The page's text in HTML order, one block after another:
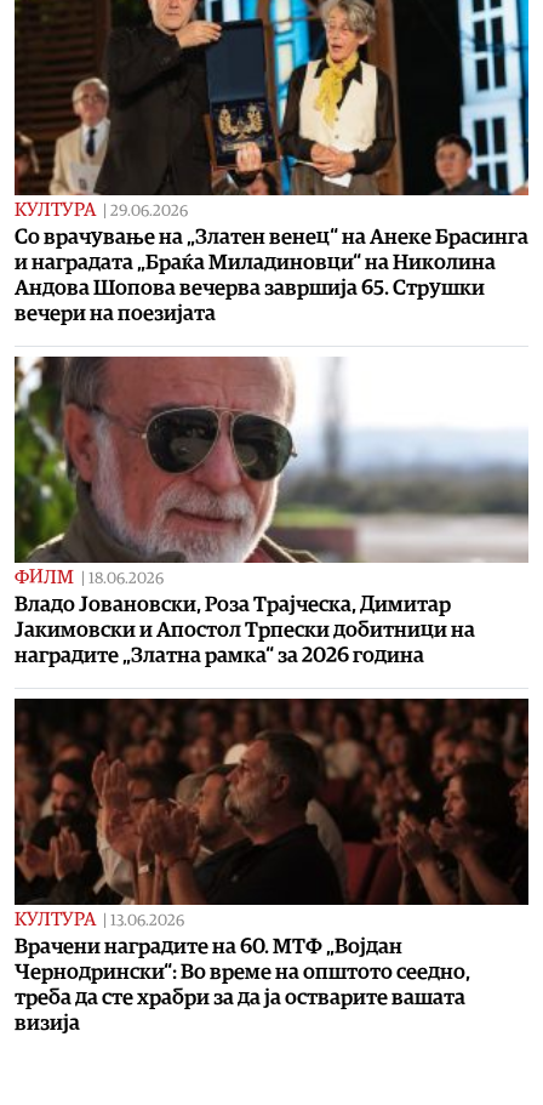
КУЛТУРА | 29.06.2026
Со врачување на „Златен венец“ на Анеке Брасинга
и наградата „Браќа Миладиновци“ на Николина
Андова Шопова вечерва завршија 65. Струшки
вечери на поезијата
ФИЛМ | 18.06.2026
Владо Јовановски, Роза Трајческа, Димитар
Јакимовски и Апостол Трпески добитници на
наградите „Златна рамка“ за 2026 година
КУЛТУРА | 13.06.2026
Врачени наградите на 60. МТФ „Војдан
Чернодрински“: Во време на општото сеедно,
треба да сте храбри за да ја остварите вашата
визија